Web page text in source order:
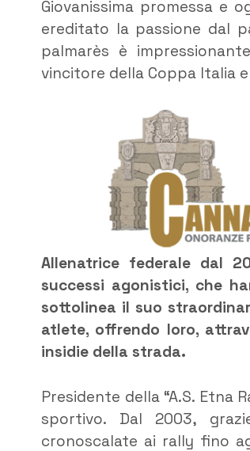
​Giovanissima promessa e
ereditato la passione dal
palmarès è
vincitore della Coppa Italia
​Allenatrice federale dal
successi agonistici, che
sottolinea il suo
atlete, offrendo loro,
insidie della strada.
​Presidente della “A.S. Etna
sportivo. Dal 2003,
cronoscalate ai rally fino